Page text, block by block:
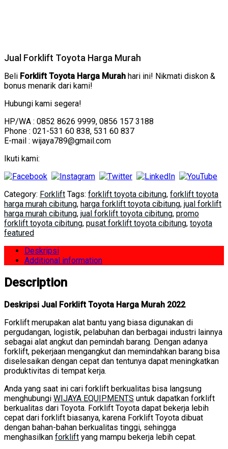
Jual Forklift Toyota Harga Murah
Beli Forklift Toyota Harga Murah hari ini! Nikmati diskon &
bonus menarik dari kami!
Hubungi kami segera!
HP/WA : 0852 8626 9999, 0856 157 3188
Phone : 021-531 60 838, 531 60 837
E-mail : wijaya789@gmail.com
Ikuti kami:
Category: Forklift Tags: forklift toyota cibitung, forklift toyota
harga murah cibitung, harga forklift toyota cibitung, jual forklift
harga murah cibitung, jual forklift toyota cibitung, promo
forklift toyota cibitung, pusat forklift toyota cibitung, toyota
featured
Deskripsi
Additional information
Description
Deskripsi Jual Forklift Toyota Harga Murah 2022
Forklift merupakan alat bantu yang biasa digunakan di
pergudangan, logistik, pelabuhan dan berbagai industri lainnya
sebagai alat angkut dan pemindah barang. Dengan adanya
forklift, pekerjaan mengangkut dan memindahkan barang bisa
diselesaikan dengan cepat dan tentunya dapat meningkatkan
produktivitas di tempat kerja.
Anda yang saat ini cari forklift berkualitas bisa langsung
menghubungi WIJAYA EQUIPMENTS untuk dapatkan forklift
berkualitas dari Toyota. Forklift Toyota dapat bekerja lebih
cepat dari forklift biasanya, karena Forklift Toyota dibuat
dengan bahan-bahan berkualitas tinggi, sehingga
menghasilkan forklift yang mampu bekerja lebih cepat.